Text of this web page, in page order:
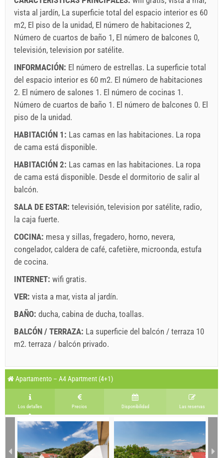
vista al jardín, La superficie total del espacio interior es 60
m2, El piso de la unidad, El número de habitaciones 2,
Número de cuartos de baño 1, El número de balcones 0,
televisión, television por satélite.
INFORMACIÓN: El número de estrellas. La superficie total
del espacio interior es 60 m2. El número de habitaciones
2. El número de salones 1. El número de cocinas 1.
Número de cuartos de baño 1. El número de balcones 0. El
piso de la unidad.
HABITACIÓN 1: Las camas en las habitaciones. La ropa
de cama está disponible.
HABITACIÓN 2: Las camas en las habitaciones. La ropa
de cama está disponible. Desde el dormitorio de salir al
balcón.
SALA DE ESTAR: televisión, television por satélite, radio,
la caja fuerte.
COCINA: mesa y sillas, fregadero, horno, nevera,
congelador, caldera de café, cafetière, microonda, estufa
de cocina.
INTERNET: wifi gratis.
VER: vista a mar, vista al jardín.
BAÑO: ducha, cabina de ducha, toallas.
BALCÓN / TERRAZA: La superficie del balcón / terraza 10
m2. terraza / balcón privado.
A2 Apartment (4+0) : Prices 2026 EUR
No. personas
4 jul. 2026
8 ago. 2026
9 ago. 2026
28 ago. 2026
29 ago. 2026
11 sept. 2026
1 - 4
142.86 EUR
min. noches
5 7 3
Leyenda: Las fechas con red el fondo están reservadas
2026
L M X J V S D
3
4 5 6 7 8 9
Los campos marcados con estrella (*) son obligatorios!
Apartamento – A4 Apartment (4+1)
Los detalles Precios Disponibilidad Las reservas